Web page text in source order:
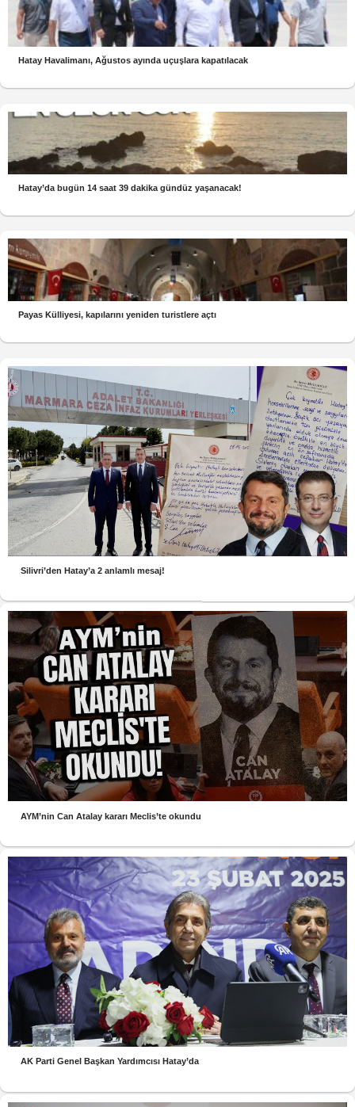
Hatay Havalimanı, Ağustos ayında uçuşlara kapatılacak
Hatay’da bugün 14 saat 39 dakika gündüz yaşanacak!
Payas Külliyesi, kapılarını yeniden turistlere açtı
Silivri’den Hatay’a 2 anlamlı mesaj!
AYM’nin Can Atalay kararı Meclis’te okundu
AK Parti Genel Başkan Yardımcısı Hatay’da